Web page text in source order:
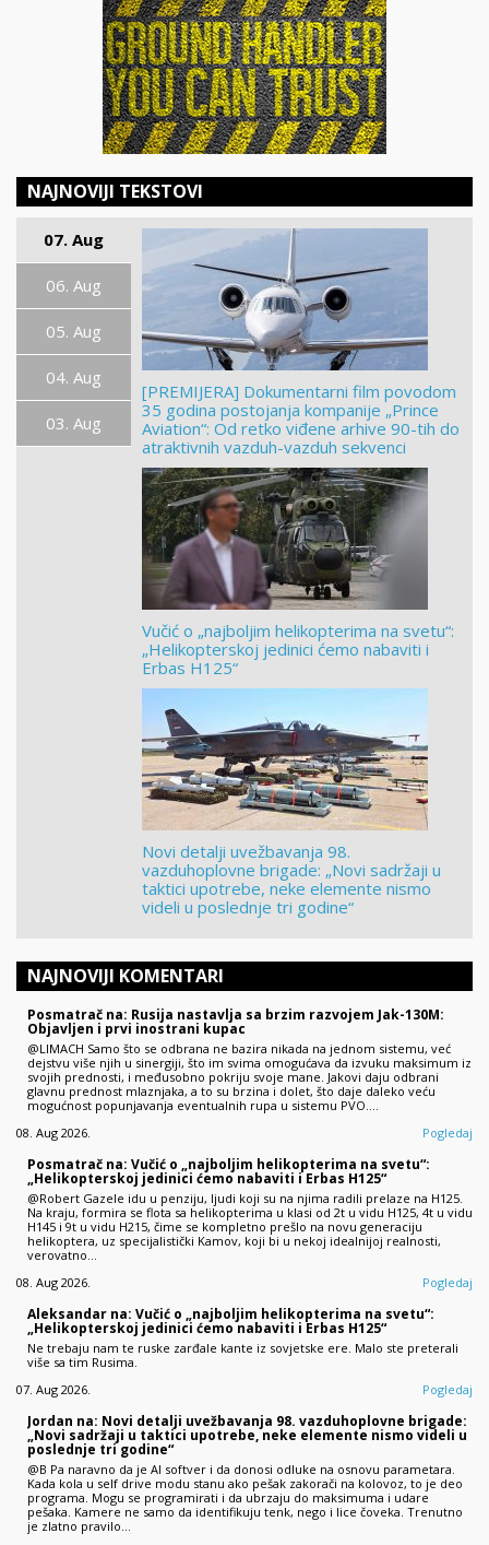
NAJNOVIJI TEKSTOVI
07. Aug
06. Aug
05. Aug
04. Aug
03. Aug
[PREMIJERA] Dokumentarni film povodom
35 godina postojanja kompanije „Prince
Aviation“: Od retko viđene arhive 90-tih do
atraktivnih vazduh-vazduh sekvenci
Vučić o „najboljim helikopterima na svetu“:
„Helikopterskoj jedinici ćemo nabaviti i
Erbas H125“
Novi detalji uvežbavanja 98.
vazduhoplovne brigade: „Novi sadržaji u
taktici upotrebe, neke elemente nismo
videli u poslednje tri godine“
NAJNOVIJI KOMENTARI
Posmatrač na: Rusija nastavlja sa brzim razvojem Jak-130M:
Objavljen i prvi inostrani kupac
@LIMACH Samo što se odbrana ne bazira nikada na jednom sistemu, već
dejstvu više njih u sinergiji, što im svima omogućava da izvuku maksimum iz
svojih prednosti, i međusobno pokriju svoje mane. Jakovi daju odbrani
glavnu prednost mlaznjaka, a to su brzina i dolet, što daje daleko veću
mogućnost popunjavanja eventualnih rupa u sistemu PVO.…
08. Aug 2026.
Pogledaj
Posmatrač na: Vučić o „najboljim helikopterima na svetu“:
„Helikopterskoj jedinici ćemo nabaviti i Erbas H125“
@Robert Gazele idu u penziju, ljudi koji su na njima radili prelaze na H125.
Na kraju, formira se flota sa helikopterima u klasi od 2t u vidu H125, 4t u vidu
H145 i 9t u vidu H215, čime se kompletno prešlo na novu generaciju
helikoptera, uz specijalistički Kamov, koji bi u nekoj idealnijoj realnosti,
verovatno…
08. Aug 2026.
Pogledaj
Aleksandar na: Vučić o „najboljim helikopterima na svetu“:
„Helikopterskoj jedinici ćemo nabaviti i Erbas H125“
Ne trebaju nam te ruske zarđale kante iz sovjetske ere. Malo ste preterali
više sa tim Rusima.
07. Aug 2026.
Pogledaj
Jordan na: Novi detalji uvežbavanja 98. vazduhoplovne brigade:
„Novi sadržaji u taktici upotrebe, neke elemente nismo videli u
poslednje tri godine“
@B Pa naravno da je AI softver i da donosi odluke na osnovu parametara.
Kada kola u self drive modu stanu ako pešak zakorači na kolovoz, to je deo
programa. Mogu se programirati i da ubrzaju do maksimuma i udare
pešaka. Kamere ne samo da identifikuju tenk, nego i lice čoveka. Trenutno
je zlatno pravilo…